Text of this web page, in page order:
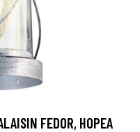
FEDOR, HOPEA